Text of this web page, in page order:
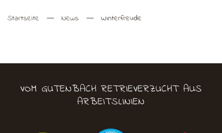
Startseite News Winterfreude
VOM GUTENBACH RETRIEVERZUCHT AUS
ARBEITSLINIEN